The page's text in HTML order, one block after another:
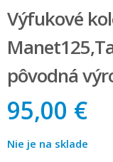
Výfukové
pôvodná
95,00 €
Nie je na sklade